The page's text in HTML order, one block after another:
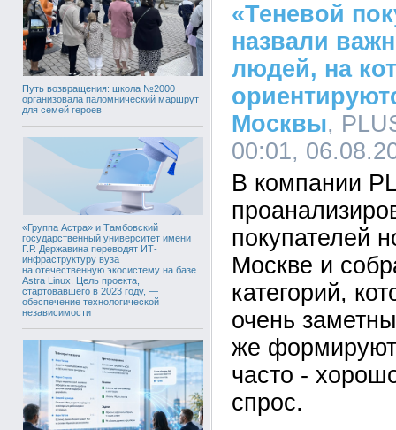
Путь возвращения: школа №2000
организовала паломнический маршрут
для семей героев
«Группа Астра» и Тамбовский
государственный университет имени
Г.Р. Державина переводят ИТ-
инфраструктуру вуза
на отечественную экосистему на базе
Astra Linux. Цель проекта,
стартовавшего в 2023 году, —
обеспечение технологической
независимости
«Теневой
назвали
людей, на
Москвы,
00:01,
В компании
покупателей
Москве и
категорий,
очень
же
часто -
спрос.